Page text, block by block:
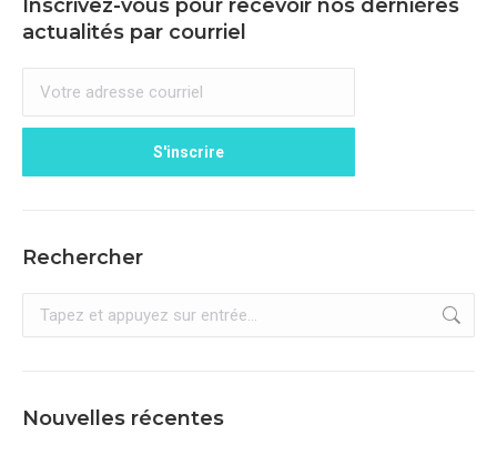
Inscrivez-vous pour recevoir nos dernières
actualités par courriel
Rechercher
Recherche
Nouvelles récentes